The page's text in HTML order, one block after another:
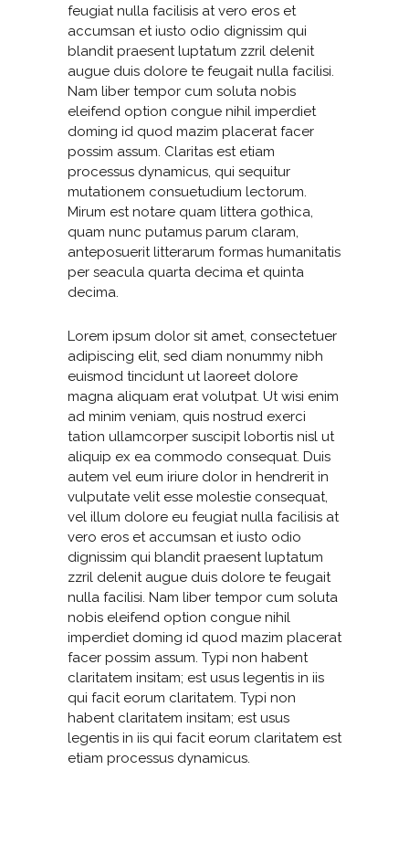
feugiat nulla facilisis at vero eros et
accumsan et iusto odio dignissim qui
blandit praesent luptatum zzril delenit
augue duis dolore te feugait nulla facilisi.
Nam liber tempor cum soluta nobis
eleifend option congue nihil imperdiet
doming id quod mazim placerat facer
possim assum. Claritas est etiam
processus dynamicus, qui sequitur
mutationem consuetudium lectorum.
Mirum est notare quam littera gothica,
quam nunc putamus parum claram,
anteposuerit litterarum formas humanitatis
per seacula quarta decima et quinta
decima.
Lorem ipsum dolor sit amet, consectetuer
adipiscing elit, sed diam nonummy nibh
euismod tincidunt ut laoreet dolore
magna aliquam erat volutpat. Ut wisi enim
ad minim veniam, quis nostrud exerci
tation ullamcorper suscipit lobortis nisl ut
aliquip ex ea commodo consequat. Duis
autem vel eum iriure dolor in hendrerit in
vulputate velit esse molestie consequat,
vel illum dolore eu feugiat nulla facilisis at
vero eros et accumsan et iusto odio
dignissim qui blandit praesent luptatum
zzril delenit augue duis dolore te feugait
nulla facilisi. Nam liber tempor cum soluta
nobis eleifend option congue nihil
imperdiet doming id quod mazim placerat
facer possim assum. Typi non habent
claritatem insitam; est usus legentis in iis
qui facit eorum claritatem. Typi non
habent claritatem insitam; est usus
legentis in iis qui facit eorum claritatem est
etiam processus dynamicus.